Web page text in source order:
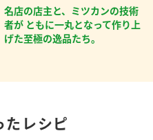
名店の店主と、ミツカンの技術
者が ともに一丸となって作り上
げた至極の逸品たち。
たレシピ